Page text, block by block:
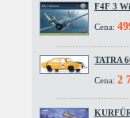
F4F 3
Cena:
TATRA
Cena: 2